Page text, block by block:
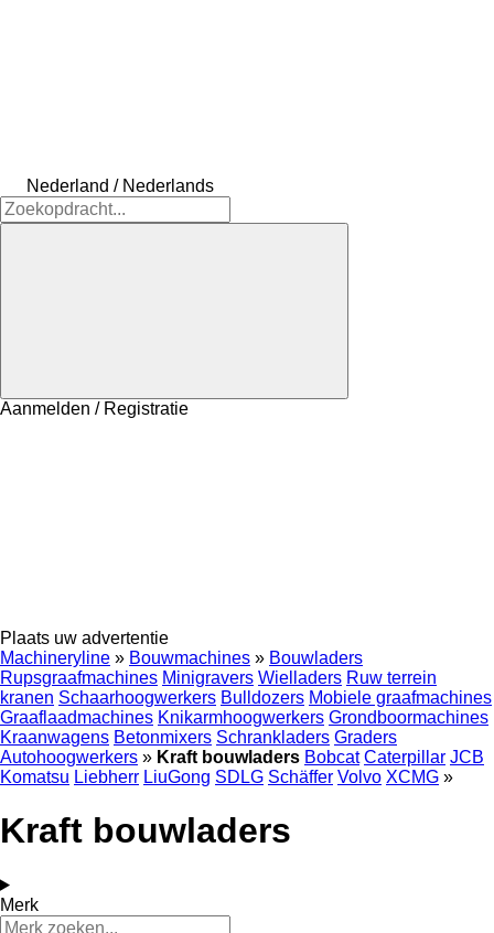
Nederland / Nederlands
Aanmelden / Registratie
Plaats uw advertentie
Machineryline » Bouwmachines » Bouwladers
Rupsgraafmachines Minigravers Wielladers Ruw terrein
kranen Schaarhoogwerkers Bulldozers Mobiele graafmachines
Graaflaadmachines Knikarmhoogwerkers Grondboormachines
Kraanwagens Betonmixers Schrankladers Graders
Autohoogwerkers » Kraft bouwladers Bobcat Caterpillar JCB
Komatsu Liebherr LiuGong SDLG Schäffer Volvo XCMG »
Kraft bouwladers
Merk